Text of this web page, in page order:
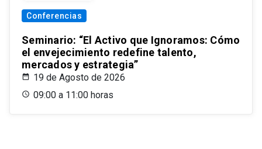
Conferencias
Seminario: “El Activo que Ignoramos: Cómo
el envejecimiento redefine talento,
mercados y estrategia”
19 de Agosto de 2026
09:00 a 11:00 horas